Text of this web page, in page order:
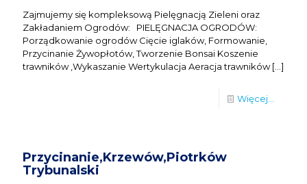
Zajmujemy się kompleksową Pielęgnacją Zieleni oraz
Zakładaniem Ogrodów: PIELĘGNACJA OGRODÓW:
Porządkowanie ogrodów Cięcie iglaków, Formowanie,
Przycinanie Żywopłotów, Tworzenie Bonsai Koszenie
trawników ,Wykaszanie Wertykulacja Aeracja trawników[…]
Więcej...
Przycinanie,Krzewów,Piotrków
Trybunalski